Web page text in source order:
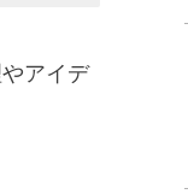
アイデ